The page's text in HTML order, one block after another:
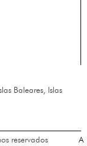
Baleares, Islas
reservados
A